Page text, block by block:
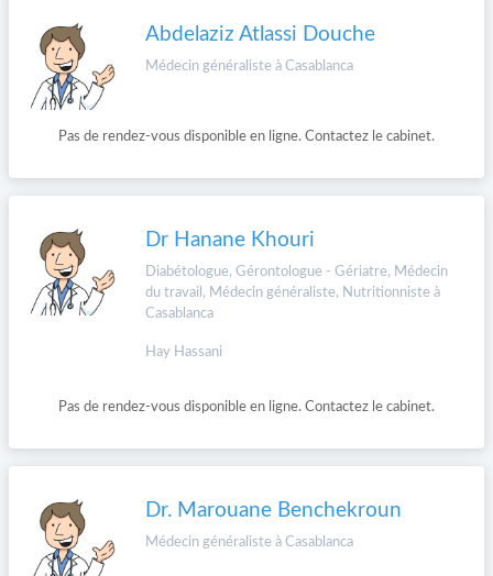
Abdelaziz Atlassi Douche
Médecin généraliste à Casablanca
Pas de rendez-vous disponible en ligne. Contactez le cabinet.
Dr Hanane Khouri
Diabétologue, Gérontologue - Gériatre, Médecin
du travail, Médecin généraliste, Nutritionniste à
Casablanca
Hay Hassani
Pas de rendez-vous disponible en ligne. Contactez le cabinet.
Dr. Marouane Benchekroun
Médecin généraliste à Casablanca